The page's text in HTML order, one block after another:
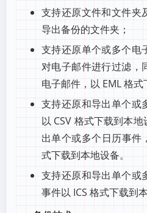
支持还原文件和文件夹
导出备份的文件夹；
支持还原单个或多个电
对电子邮件进行过滤，
电子邮件，以 EML 格式
支持还原和导出单个或
以 CSV 格式下载到本
出单个或多个日历事件
式下载到本地设备。
支持还原和导出单个或
事件以 ICS 格式下载到本